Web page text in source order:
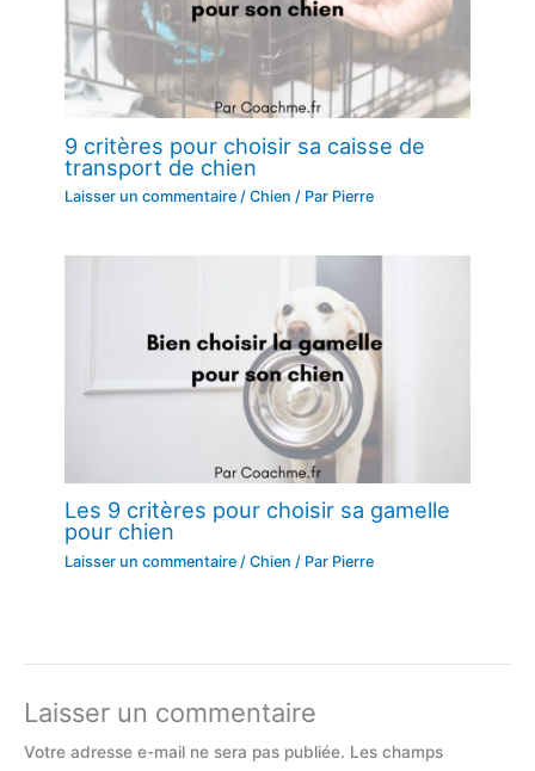
9 critères pour choisir sa caisse de
transport de chien
Laisser un commentaire /Chien / Par Pierre
Les 9 critères pour choisir sa gamelle
pour chien
Laisser un commentaire /Chien / Par Pierre
Laisser un commentaire
Votre adresse e-mail ne sera pas publiée. Les champs